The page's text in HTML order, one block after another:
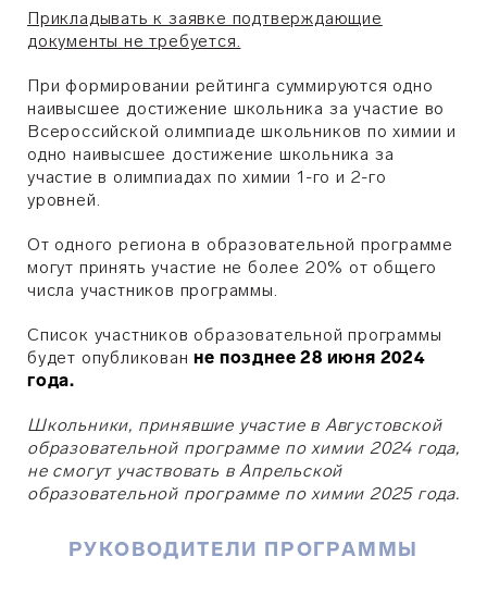
Прикладывать к заявке подтверждающие
документы не требуется.
При формировании рейтинга суммируются одно
наивысшее достижение школьника за участие во
Всероссийской олимпиаде школьников по химии и
одно наивысшее достижение школьника за
участие в олимпиадах по химии 1-го и 2-го
уровней.
От одного региона в образовательной программе
могут принять участие не более 20% от общего
числа участников программы.
Список участников образовательной программы
будет опубликованне позднее 28 июня 2024
года.
Школьники, принявшие участие в Августовской
образовательной программе по химии 2024 года,
не смогут участвовать в Апрельской
образовательной программе по химии 2025 года.
РУКОВОДИТЕЛИ ПРОГРАММЫ